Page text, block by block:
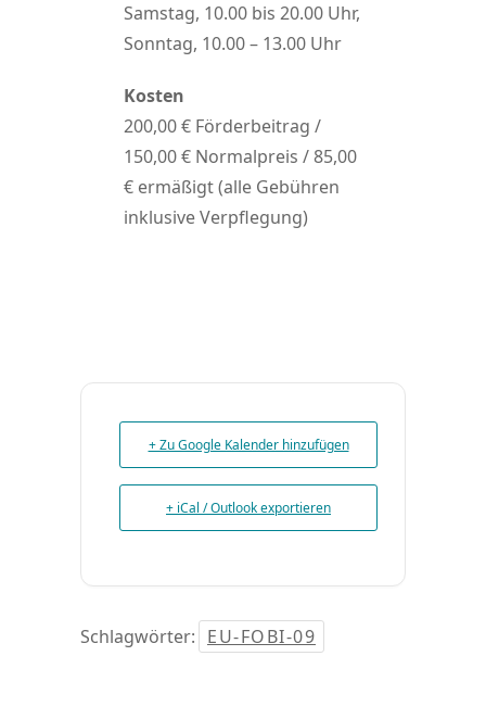
Samstag, 10.00 bis 20.00 Uhr,
Sonntag, 10.00 – 13.00 Uhr
Kosten
200,00 € Förderbeitrag /
150,00 € Normalpreis / 85,00
€ ermäßigt (alle Gebühren
inklusive Verpflegung)
+ Zu Google Kalender hinzufügen
+ iCal / Outlook exportieren
Schlagwörter: EU-FOBI-09